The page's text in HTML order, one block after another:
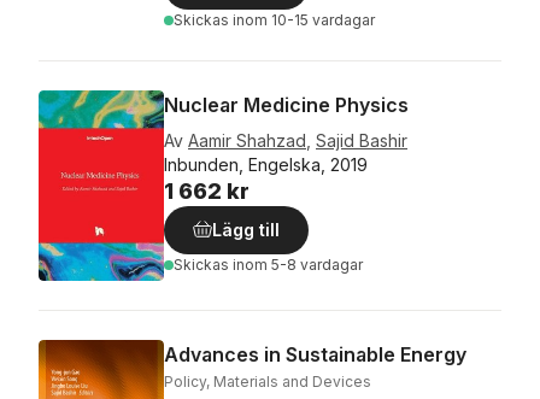
Skickas inom 10-15 vardagar
Nuclear Medicine Physics
Av Aamir Shahzad Sajid Bashir
Inbunden, Engelska, 2019
1 662 kr
Lägg till
Skickas inom 5-8 vardagar
Advances in Sustainable Energy
Policy, Materials and Devices